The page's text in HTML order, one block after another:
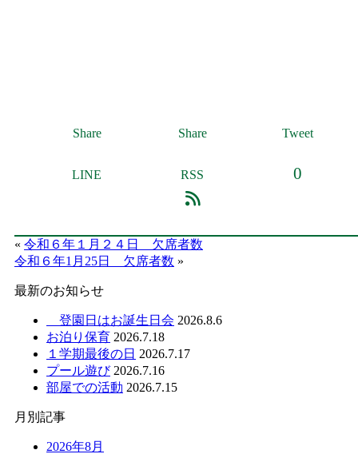
Share Share Tweet
LINE RSS 0
« 令和６年１月２４日 欠席者数
令和６年1月25日 欠席者数 »
最新のお知らせ
登園日はお誕生日会 2026.8.6
お泊り保育 2026.7.18
１学期最後の日 2026.7.17
プール遊び 2026.7.16
部屋での活動 2026.7.15
月別記事
2026年8月